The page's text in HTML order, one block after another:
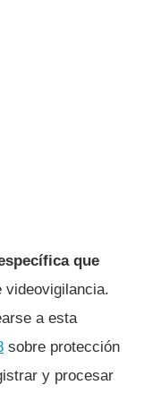
que
videovigilancia.
a esta
sobre protección
y procesar